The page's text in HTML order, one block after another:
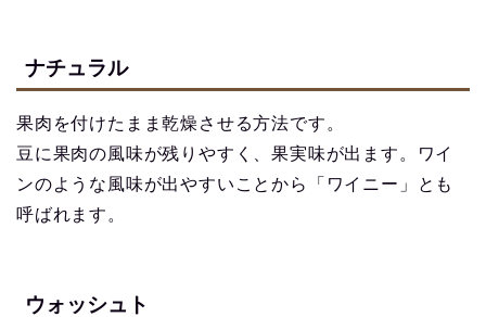
ナチュラル
果肉を付けたまま乾燥させる方法です。
豆に果肉の風味が残りやすく、果実味が出ます。ワイ
ンのような風味が出やすいことから「ワイニー」とも
呼ばれます。
ウォッシュト